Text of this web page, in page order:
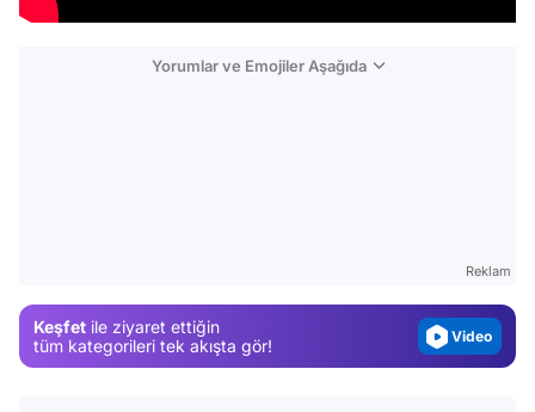
Yorumlar ve Emojiler Aşağıda
Reklam
Keşfet ile ziyaret ettiğin
tüm kategorileri tek akışta gör!
Video